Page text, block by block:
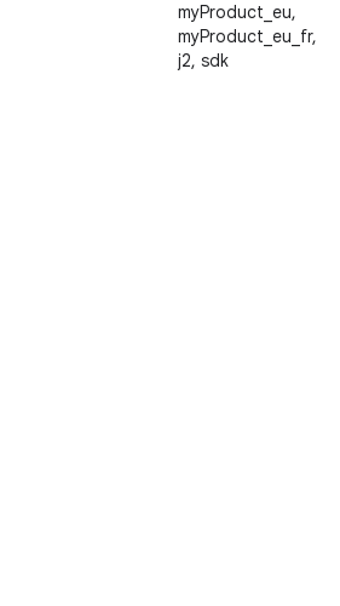
myProduct_eu,
myProduct_eu_fr,
j2, sdk